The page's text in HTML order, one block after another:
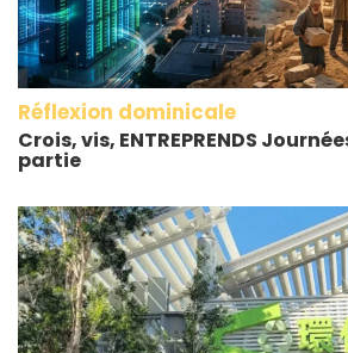
Réflexion dominicale
Crois, vis, ENTREPRENDS
partie